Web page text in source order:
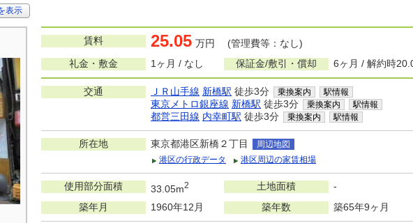
表示
賃料 25.05 万円 (管理費等：なし)
礼金・敷金
1ヶ月 / なし 保証金/敷引・償却 6ヶ月 / 解約時
交通 ＪＲ山手線 新橋駅 徒歩3分 乗換案内 駅情報
東京メトロ銀座線 新橋駅 徒歩3分 乗換案内 駅情報
都営三田線 内幸町駅 徒歩3分 乗換案内 駅情報
所在地 東京都港区新橋２丁目
周辺地図
港区の行政データ
港区周辺の家賃相場
使用部分面積 33.05m2 土地面積
-
築年月
1960年12月 築年数 築65年9ヶ月